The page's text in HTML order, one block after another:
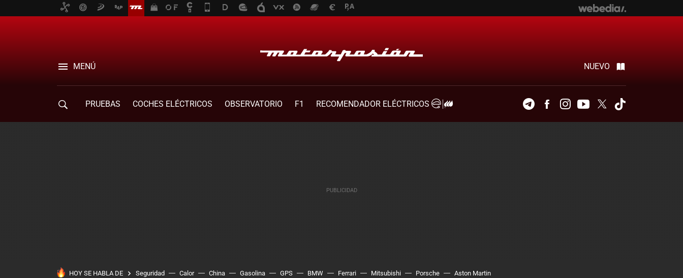
MENÚ NUEVO
PRUEBAS COCHES ELÉCTRICOS OBSERVATORIO F1
RECOMENDADOR ELÉCTRICOS
TelegramFacebookInstagramYoutubeTwitter
HOY SE HABLA DE Seguridad Calor China Gasolina GPS BMW Ferrari Mitsubishi Porsche Aston Martin